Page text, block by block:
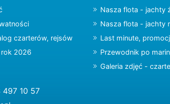
czarterów, rejsów
rok 2026
10 57
Nasza flota - jachty
Nasza flota - jachty
Last minute,
Przewodnik po
Galeria zdjęć -